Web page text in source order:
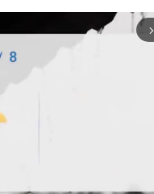
arrow_forward_ios